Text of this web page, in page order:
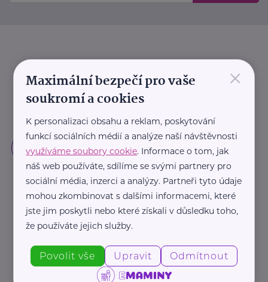
×
Maximální bezpečí pro vaše
soukromí a cookies
K personalizaci obsahu a reklam, poskytování
funkcí sociálních médií a analýze naší návštěvnosti
využíváme soubory cookie. Informace o tom, jak
náš web používáte, sdílíme se svými partnery pro
sociální média, inzerci a analýzy. Partneři tyto údaje
mohou zkombinovat s dalšími informacemi, které
jste jim poskytli nebo které získali v důsledku toho,
že používáte jejich služby.
Povolit vše Upravit Odmítnout